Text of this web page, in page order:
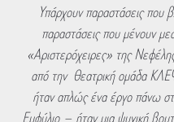
Υπάρχουν παραστάσεις που
παραστάσεις που μένουν
«Αριστερόχειρες» της
από την θεατρική ομάδα
ήταν απλώς ένα έργο πάνω
Εμφύλιο – ήταν μια ψυχική